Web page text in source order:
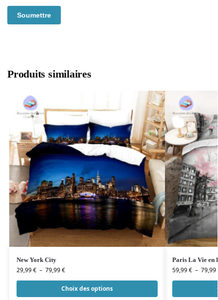
Produits similaires
New York City
29,99€ – 79,99€
Choix des options
Paris La Vie en
59,99€ – 79,99